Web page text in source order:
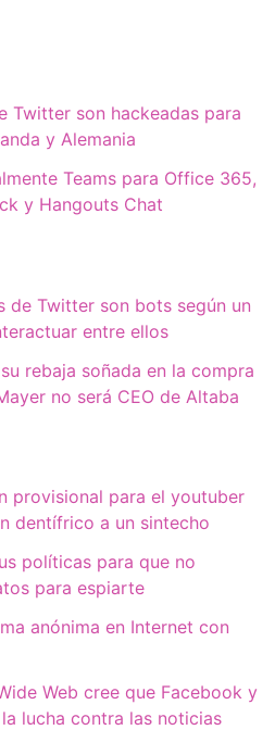
Twitter son hackeadas para
y Alemania
Teams para Office 365,
y Hangouts Chat
de Twitter son bots según un
entre ellos
rebaja soñada en la compra
no será CEO de Altaba
provisional para el youtuber
dentífrico a un sintecho
políticas para que no
para espiarte
anónima en Internet con
Web cree que Facebook y
lucha contra las noticias